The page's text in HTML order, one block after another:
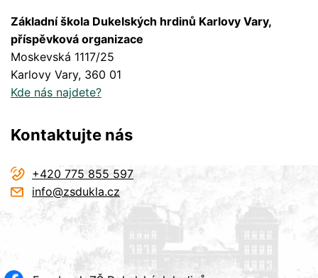
Základní škola Dukelských hrdinů Karlovy Vary,
příspěvková organizace
Moskevská 1117/25
Karlovy Vary, 360 01
Kde nás najdete?
Kontaktujte nás
+420 775 855 597
info@zsdukla.cz